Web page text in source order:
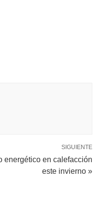
SIGUIENTE
energético en calefacción
este invierno »